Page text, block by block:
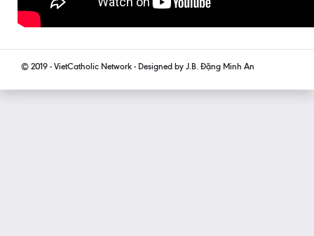
© 2019 - VietCatholic Network - Designed by J.B. Đặng Minh An